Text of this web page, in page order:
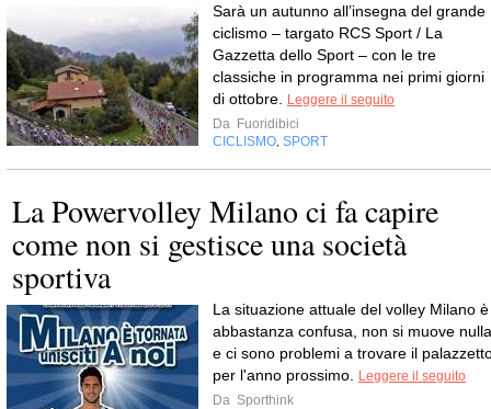
Sarà un autunno all’insegna del grande
ciclismo – targato RCS Sport / La
Gazzetta dello Sport – con le tre
classiche in programma nei primi giorni
di ottobre.
Leggere il seguito
Da Fuoridibici
CICLISMO SPORT
La Powervolley Milano ci fa capire
come non si gestisce una società
sportiva
La situazione attuale del volley Milano è
abbastanza confusa, non si muove nulla
e ci sono problemi a trovare il
per l'anno prossimo.
Leggere il seguito
Da Sporthink